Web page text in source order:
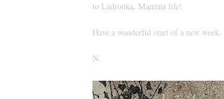
to Ladronka. Mamma life!
Have a wonderful start of a new week.
N.